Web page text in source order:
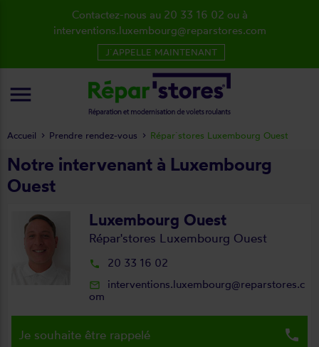
Accueil Prendre rendez-vous Répar´stores Luxembourg Ouest
Notre intervenant à Luxembourg
Ouest
Luxembourg Ouest
Répar'stores Luxembourg Ouest
local_phone 20 33 16 02
mail_outline
interventions.luxembourg@reparstores.c
om
Je souhaite être rappelé local_phone
Contactez-nous au 20 33 16 02 ou à
interventions.luxembourg@reparstores.com
J´APPELLE MAINTENANT
menu